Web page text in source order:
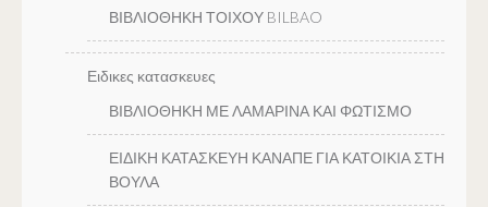
ΒΙΒΛΙΟΘΗΚΗ ΤΟΙΧΟΥ BILBAO
Ειδικες κατασκευες
ΒΙΒΛΙΟΘΗΚΗ ΜΕ ΛΑΜΑΡΙΝΑ ΚΑΙ ΦΩΤΙΣΜΟ
ΕΙΔΙΚΗ ΚΑΤΑΣΚΕΥΗ ΚΑΝΑΠΕ ΓΙΑ ΚΑΤΟΙΚΙΑ ΣΤΗ
ΒΟΥΛΑ